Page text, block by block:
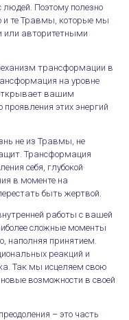
Поэтому полезно
и те Травмы, которые мы
или авторитетными
трансформации в
на уровне
вашим
этих энергий
не из Травмы, не
Трансформация
себя, глубокой
в моменте на
быть жертвой.
работы с вашей
сложные моменты
наполняя принятием.
реакций и
Так мы исцеляем свою
возможности в своей
– это часть